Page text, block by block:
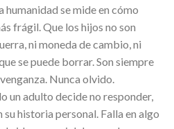
humanidad se mide en cómo
frágil. Que los hijos no son
ni moneda de cambio, ni
se puede borrar. Son siempre
Nunca olvido.
un adulto decide no responder,
su historia personal. Falla en algo